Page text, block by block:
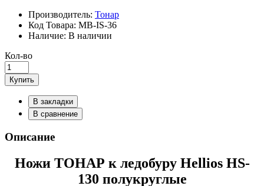
Производитель: Тонар
Код Товара: MB-IS-36
Наличие: В наличии
Кол-во
Купить
В закладки
В сравнение
Описание
Ножи ТОНАР к ледобуру Hellios HS-
130 полукруглые